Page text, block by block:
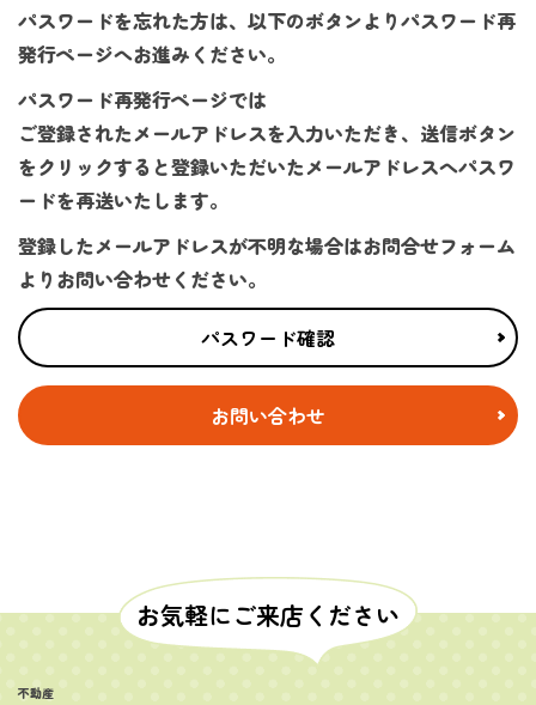
パスワードを忘れた方は、以下のボタンよりパスワード再
発行ページへお進みください。
パスワード再発行ページでは
ご登録されたメールアドレスを入力いただき、送信ボタン
をクリックすると登録いただいたメールアドレスへパスワ
ードを再送いたします。
登録したメールアドレスが不明な場合はお問合せフォーム
よりお問い合わせください。
パスワード確認
お問い合わせ
お気軽にご来店ください
不動産